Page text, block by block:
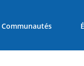
Communautés